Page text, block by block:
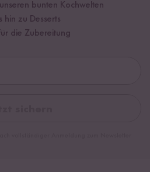
bunten Kochwelten
zu Desserts
die Zubereitung